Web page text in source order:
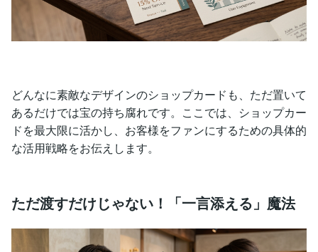
どんなに素敵なデザインのショップカードも、ただ置いて
あるだけでは宝の持ち腐れです。ここでは、ショップカー
ドを最大限に活かし、お客様をファンにするための具体的
な活用戦略をお伝えします。
ただ渡すだけじゃない！「一言添える」魔法